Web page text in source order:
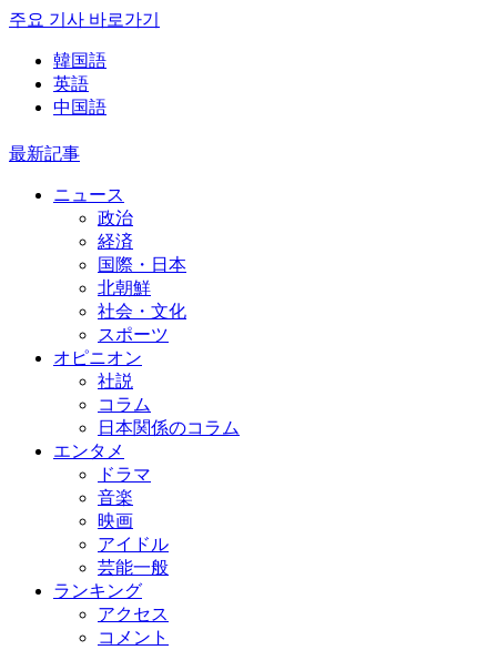
주요 기사 바로가기
韓国語
英語
中国語
最新記事
ニュース
政治
経済
国際・日本
北朝鮮
社会・文化
スポーツ
オピニオン
社説
コラム
日本関係のコラム
エンタメ
ドラマ
音楽
映画
アイドル
芸能一般
ランキング
アクセス
コメント